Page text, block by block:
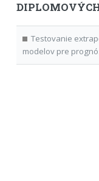
Testovanie
modelov pre